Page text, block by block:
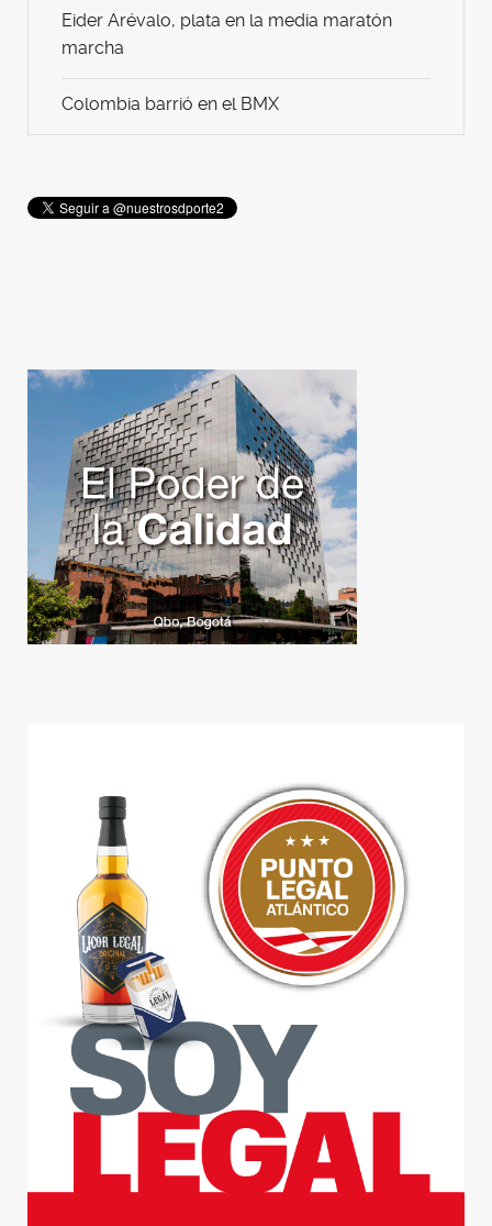
Eider Arévalo, plata en la media maratón
marcha
Colombia barrió en el BMX